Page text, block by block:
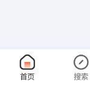
首页 搜索